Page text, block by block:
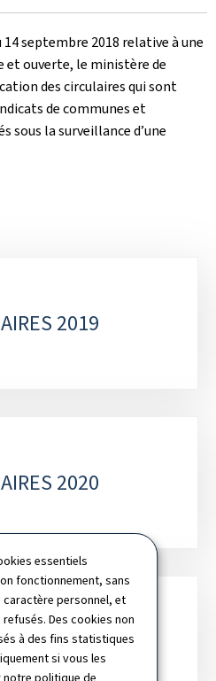
essentiels
fonctionnement, sans
caractère personnel, et
Des cookies non
à des fins statistiques
si vous les
notrepolitique de
septembre 2018 relative à une
ouverte, le ministère de
des circulaires qui sont
de communes et
sous la surveillance d’une
2019
2020
2021